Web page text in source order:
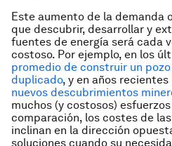
Este aumento de la demanda
que descubrir, desarrollar y
fuentes de energía será cada
costoso. Por ejemplo, en los
promedio de construir un
duplicado, y en años recientes
nuevos descubrimientos
muchos (y costosos)
comparación, los costes de
inclinan en la dirección
soluciones cuando su